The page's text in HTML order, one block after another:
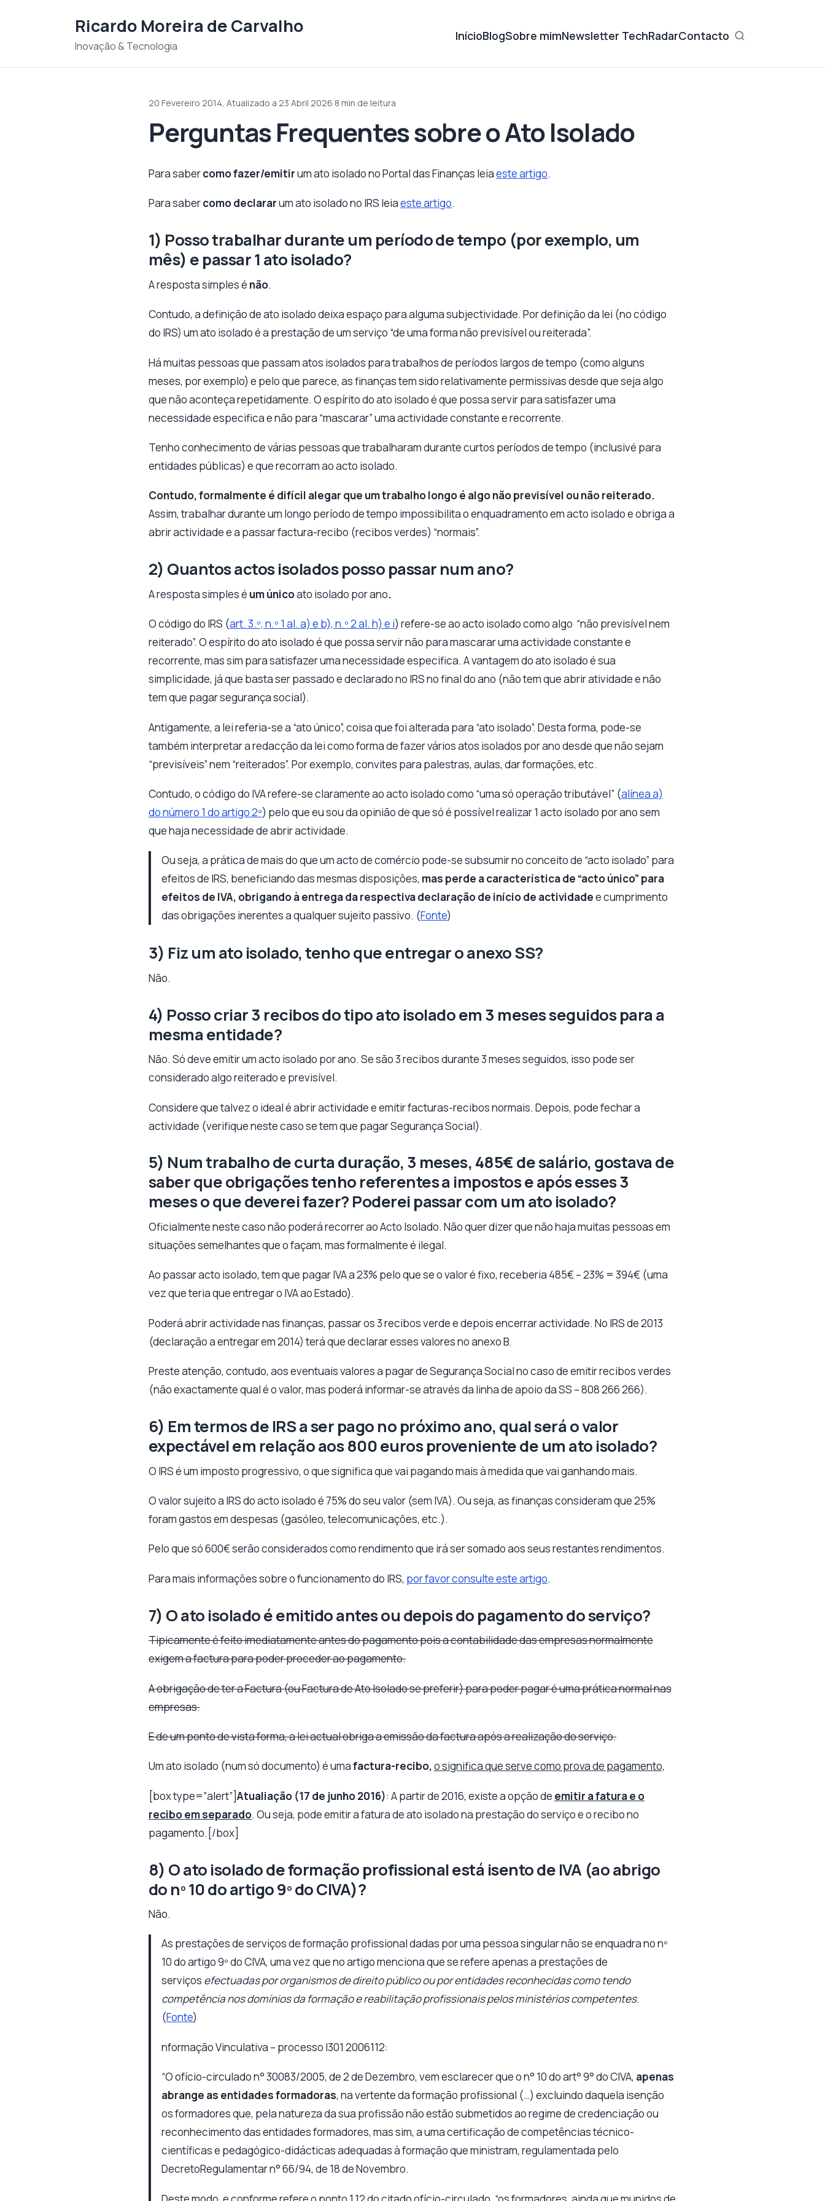
Ricardo Moreira de Carvalho
Inovação & Tecnologia
InícioBlogSobre mimNewsletter TechRadarContacto
20 Fevereiro 2014, Atualizado a 23 Abril 2026 8 min de leitura
Perguntas Frequentes sobre o Ato Isolado
Para sabercomo fazer/emitirum ato isolado no Portal das Finanças leiaeste artigo.
Para sabercomo declararum ato isolado no IRS leiaeste artigo.
1) Posso trabalhar durante um período de tempo (por exemplo, um
mês) e passar 1 ato isolado?
A resposta simples é não.
Contudo, a definição de ato isolado deixa espaço para alguma subjectividade. Por definição da lei (no código
do IRS) um ato isolado é a prestação de um serviço “de uma forma não previsível ou reiterada”.
Há muitas pessoas que passam atos isolados para trabalhos de períodos largos de tempo (como alguns
meses, por exemplo) e pelo que parece, as finanças tem sido relativamente permissivas desde que seja algo
que não aconteça repetidamente. O espírito do ato isolado é que possa servir para satisfazer uma
necessidade especifica e não para “mascarar” uma actividade constante e recorrente.
Tenho conhecimento de várias pessoas que trabalharam durante curtos períodos de tempo (inclusivé para
entidades públicas) e que recorram ao acto isolado.
Contudo, formalmente é difícil alegar que um trabalho longo é algo não previsível ou não reiterado.
Assim, trabalhar durante um longo período de tempo impossibilita o enquadramento em acto isolado e obriga a
abrir actividade e a passar factura-recibo (recibos verdes) “normais”.
2) Quantos actos isolados posso passar num ano?
A resposta simples é um únicoato isolado por ano.
O código do IRS (art. 3.º, n.º 1 al. a) e b), n.º 2 al. h) e i) refere-se ao acto isolado como algo “não previsível nem
reiterado”. O espírito do ato isolado é que possa servir não para mascarar uma actividade constante e
recorrente, mas sim para satisfazer uma necessidade especifica. A vantagem do ato isolado é sua
simplicidade, já que basta ser passado e declarado no IRS no final do ano (não tem que abrir atividade e não
tem que pagar segurança social).
Antigamente, a lei referia-se a “ato único”, coisa que foi alterada para “ato isolado”. Desta forma, pode-se
também interpretar a redacção da lei como forma de fazer vários atos isolados por ano desde que não sejam
“previsíveis” nem “reiterados”. Por exemplo, convites para palestras, aulas, dar formações, etc.
Contudo, o código do IVA refere-se claramente ao acto isolado como “uma só operação tributável” (alínea a)
do número 1 do artigo 2º) pelo que eu sou da opinião de que só é possível realizar 1 acto isolado por ano sem
que haja necessidade de abrir actividade.
Ou seja, a prática de mais do que um acto de comércio pode-se subsumir no conceito de “acto isolado” para
efeitos de IRS, beneficiando das mesmas disposições, mas perde a característica de “acto único” para
efeitos de IVA, obrigando à entrega da respectiva declaração de início de actividadee cumprimento
das obrigações inerentes a qualquer sujeito passivo. (Fonte)
3) Fiz um ato isolado, tenho que entregar o anexo SS?
Não.
4) Posso criar 3 recibos do tipo ato isolado em 3 meses seguidos para a
mesma entidade?
Não. Só deve emitir um acto isolado por ano. Se são 3 recibos durante 3 meses seguidos, isso pode ser
considerado algo reiterado e previsível.
Considere que talvez o ideal é abrir actividade e emitir facturas-recibos normais. Depois, pode fechar a
actividade (verifique neste caso se tem que pagar Segurança Social).
5) Num trabalho de curta duração, 3 meses, 485€ de salário, gostava de
saber que obrigações tenho referentes a impostos e após esses 3
meses o que deverei fazer? Poderei passar com um ato isolado?
Oficialmente neste caso não poderá recorrer ao Acto Isolado. Não quer dizer que não haja muitas pessoas em
situações semelhantes que o façam, mas formalmente é ilegal.
Ao passar acto isolado, tem que pagar IVA a 23% pelo que se o valor é fixo, receberia 485€ – 23% = 394€ (uma
vez que teria que entregar o IVA ao Estado).
Poderá abrir actividade nas finanças, passar os 3 recibos verde e depois encerrar actividade. No IRS de 2013
(declaração a entregar em 2014) terá que declarar esses valores no anexo B.
Preste atenção, contudo, aos eventuais valores a pagar de Segurança Social no caso de emitir recibos verdes
(não exactamente qual é o valor, mas poderá informar-se através da linha de apoio da SS – 808 266 266).
6) Em termos de IRS a ser pago no próximo ano, qual será o valor
expectável em relação aos 800 euros proveniente de um ato isolado?
O IRS é um imposto progressivo, o que significa que vai pagando mais à medida que vai ganhando mais.
O valor sujeito a IRS do acto isolado é 75% do seu valor (sem IVA). Ou seja, as finanças consideram que 25%
foram gastos em despesas (gasóleo, telecomunicações, etc.).
Pelo que só 600€ serão considerados como rendimento que irá ser somado aos seus restantes rendimentos.
Para mais informações sobre o funcionamento do IRS, por favor consulte este artigo.
7) O ato isolado é emitido antes ou depois do pagamento do serviço?
Tipicamente é feito imediatamente antes do pagamento pois a contabilidade das empresas normalmente
exigem a factura para poder proceder ao pagamento.
A obrigação de ter a Factura (ou Factura de Ato Isolado se preferir) para poder pagar é uma prática normal nas
empresas.
E de um ponto de vista forma, a lei actual obriga a emissão da factura após a realização do serviço.
Um ato isolado (num só documento) é umafactura-recibo,o significa que serve como prova de pagamento,
[box type=”alert”]Atualiação (17 de junho 2016): A partir de 2016, existe a opção de emitir a fatura e o
recibo em separado. Ou seja, pode emitir a fatura de ato isolado na prestação do serviço e o recibo no
pagamento.[/box]
8) O ato isolado de formação profissional está isento de IVA (ao abrigo
do nº 10 do artigo 9º do CIVA)?
Não.
As prestações de serviços de formação profissional dadas por uma pessoa singular não se enquadra no nº
10 do artigo 9º do CIVA, uma vez que no artigo menciona que se refere apenas a prestações de
serviços efectuadas por organismos de direito público ou por entidades reconhecidas como tendo
competência nos domínios da formação e reabilitação profissionais pelos ministérios competentes.
(Fonte)
nformação Vinculativa – processo I301 2006112:
“O ofício-circulado n° 30083/2005, de 2 de Dezembro, vem esclarecer que o n° 10 do art° 9° do CIVA, apenas
abrange as entidades formadoras, na vertente da formação profissional (…) excluindo daquela isenção
os formadores que, pela natureza da sua profissão não estão submetidos ao regime de credenciação ou
reconhecimento das entidades formadores, mas sim, a uma certificação de competências técnico-
científicas e pedagógico-didácticas adequadas à formação que ministram, regulamentada pelo
DecretoRegulamentar n° 66/94, de 18 de Novembro.